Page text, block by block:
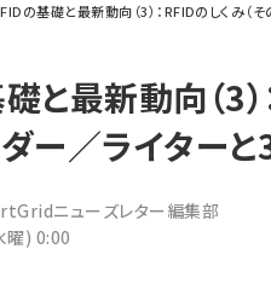
の基礎と最新動向（3）：RFIDのしくみ（
と最新動向（3）
ー／ライター
ニューズレター編集部
曜) 0:00